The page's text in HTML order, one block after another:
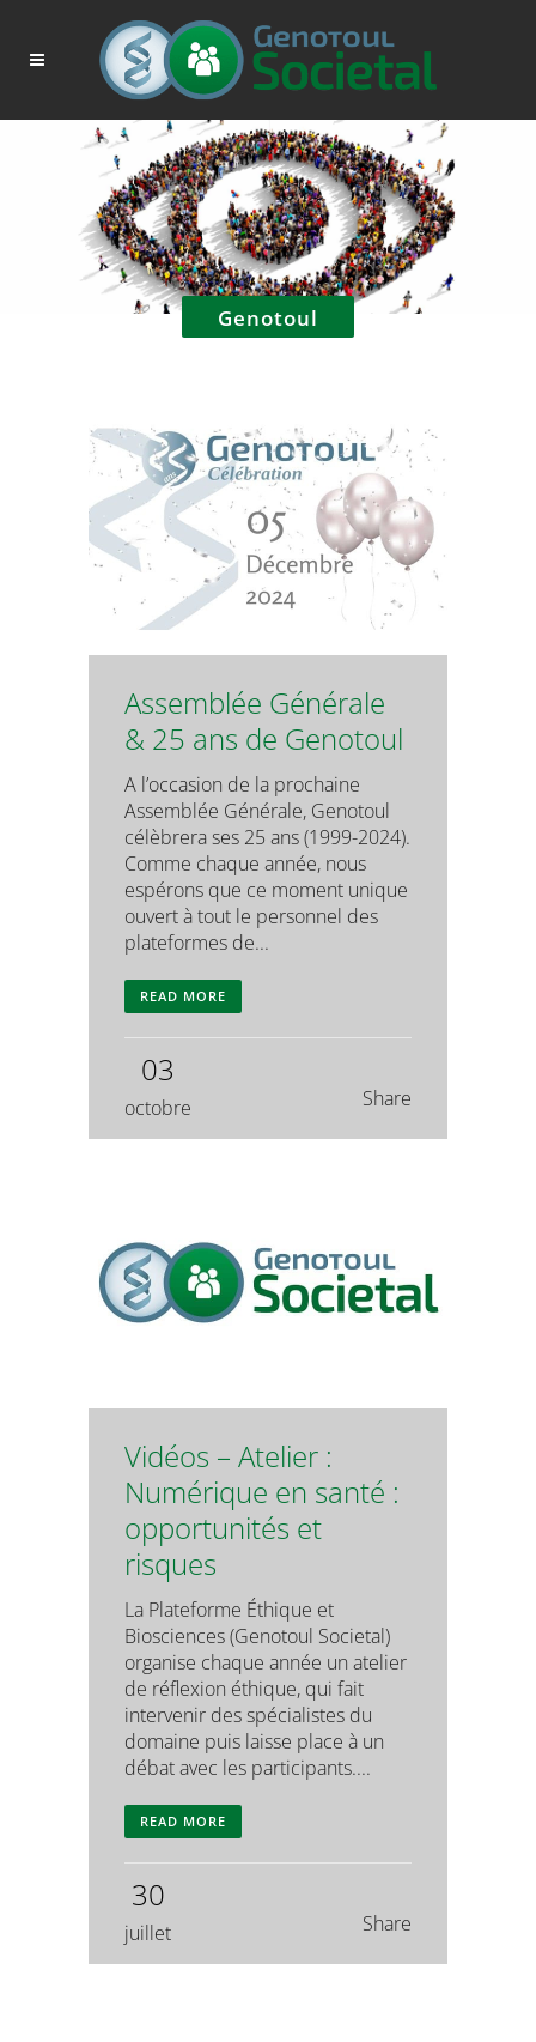
Genotoul
Assemblée Générale
& 25 ans de Genotoul
A l’occasion de la prochaine
Assemblée Générale, Genotoul
célèbrera ses 25 ans (1999-2024).
Comme chaque année, nous
espérons que ce moment unique
ouvert à tout le personnel des
plateformes de...
READ MORE
03
octobre Share
Vidéos – Atelier :
Numérique en santé :
opportunités et
risques
La Plateforme Éthique et
Biosciences (Genotoul Societal)
organise chaque année un atelier
de réflexion éthique, qui fait
intervenir des spécialistes du
domaine puis laisse place à un
débat avec les participants....
READ MORE
30
juillet Share